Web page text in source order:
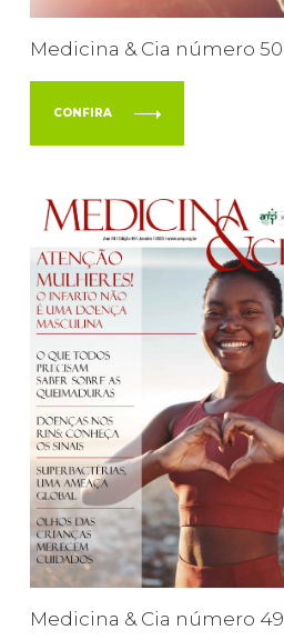
Medicina & Cia número 50
CONFIRA
Medicina & Cia número 49